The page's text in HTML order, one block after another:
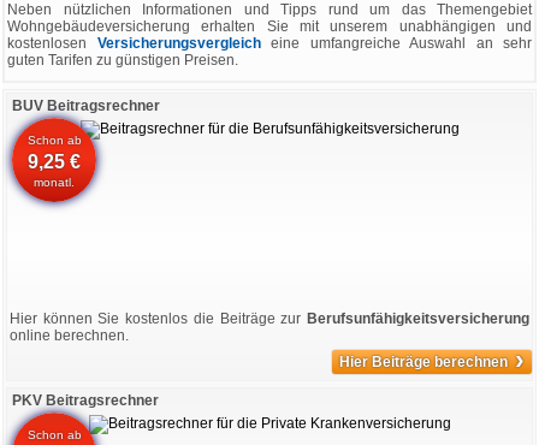
Neben nützlichen Informationen und Tipps rund um das Themengebiet
Wohngebäudeversicherung erhalten Sie mit unserem unabhängigen und
kostenlosen Versicherungsvergleicheine umfangreiche Auswahl an sehr
guten Tarifen zu günstigen Preisen.
BUV Beitragsrechner
Schon ab
9,25 €
monatl.
Hier können Sie kostenlos die Beiträge zur Berufsunfähigkeitsversicherung
online berechnen.
Hier Beiträge berechnen ›
PKV Beitragsrechner
Schon ab